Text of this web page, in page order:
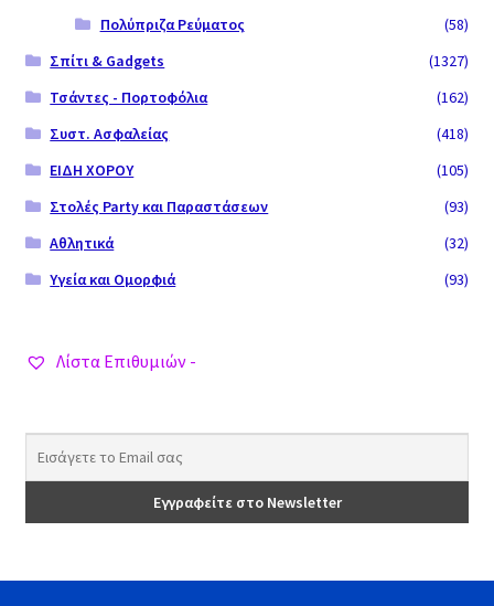
Πολύπριζα Ρεύματος
(58)
Σπίτι & Gadgets
(1327)
Τσάντες - Πορτοφόλια
(162)
Συστ. Ασφαλείας
(418)
ΕΙΔΗ ΧΟΡΟΥ
(105)
Στολές Party και Παραστάσεων
(93)
Αθλητικά
(32)
Υγεία και Ομορφιά
(93)
Λίστα Επιθυμιών -